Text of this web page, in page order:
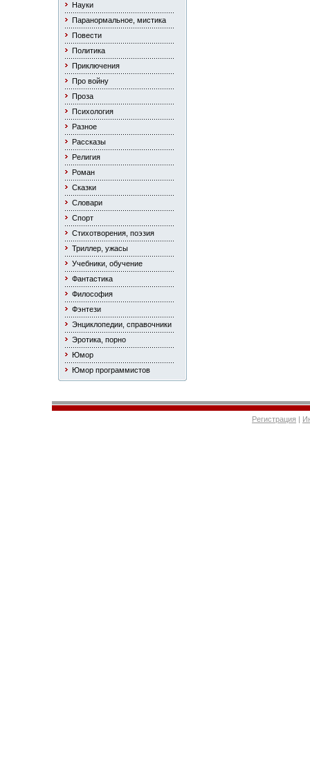
Науки
Паранормальное, мистика
Повести
Политика
Приключения
Про войну
Проза
Психология
Разное
Рассказы
Религия
Роман
Сказки
Словари
Спорт
Стихотворения, поэзия
Триллер, ужасы
Учебники, обучение
Фантастика
Философия
Фэнтези
Энциклопедии, справочники
Эротика, порно
Юмор
Юмор программистов
Регистрация |